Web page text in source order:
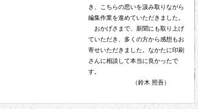
き、こちらの思いを汲み取りながら
編集作業を進めていただきました。
おかげさまで、新聞にも取り上げ
ていただき、多くの方から感想もお
寄せいただきました。なかたに印刷
さんに相談して本当に良かったで
す。
（鈴木 照吾）